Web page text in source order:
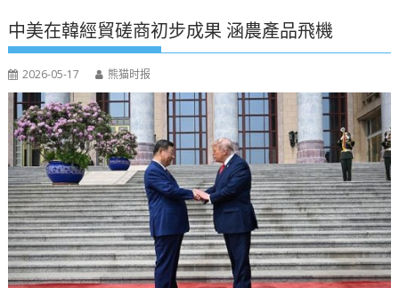
中美在韓經貿磋商初步成果 涵農產品飛機
2026-05-17 熊猫时报